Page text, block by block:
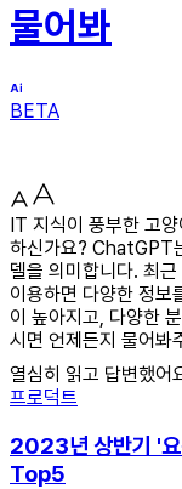
물어봐
BETA
IT 지식이 풍부한 고
하신가요? ChatGPT
델을 의미합니다. 최
이용하면 다양한 정보
이 높아지고, 다양한
시면 언제든지 물어봐
열심히 읽고 답변했어
프로덕트
2023년 상반기 '요
Top5